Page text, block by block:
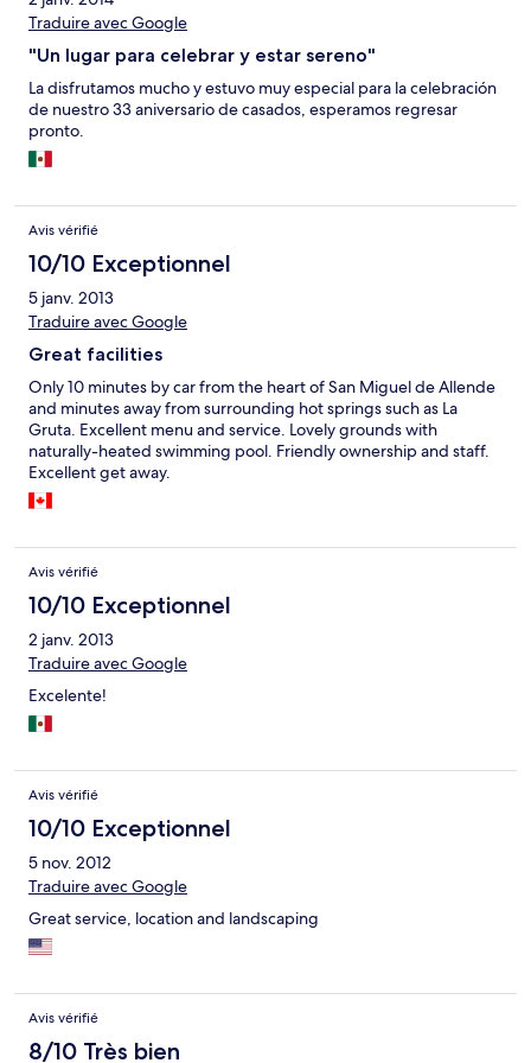
Traduire avec Google
"Un lugar para celebrar y estar sereno"
La disfrutamos mucho y estuvo muy especial para la celebración
de nuestro 33 aniversario de casados, esperamos regresar
pronto.
Avis vérifié
10/10 Exceptionnel
5 janv. 2013
Traduire avec Google
Great facilities
Only 10 minutes by car from the heart of San Miguel de Allende
and minutes away from surrounding hot springs such as La
Gruta. Excellent menu and service. Lovely grounds with
naturally-heated swimming pool. Friendly ownership and staff.
Excellent get away.
Avis vérifié
10/10 Exceptionnel
2 janv. 2013
Traduire avec Google
Excelente!
Avis vérifié
10/10 Exceptionnel
5 nov. 2012
Traduire avec Google
Great service, location and landscaping
Avis vérifié
8/10 Très bien